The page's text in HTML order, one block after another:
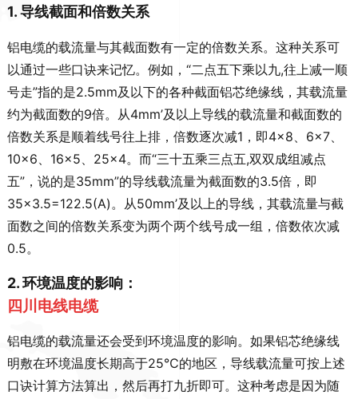
1. 导线截面和倍数关系
铝电缆的载流量与其截面数有一定的倍数关系。这种关系可
以通过一些口诀来记忆。例如，“二点五下乘以九,往上减一顺
号走”指的是2.5mm及以下的各种截面铝芯绝缘线，其载流量
约为截面数的9倍。从4mm’及以上导线的载流量和截面数的
倍数关系是顺着线号往上排，倍数逐次减1，即4×8、6×7、
10×6、16×5、25×4。而“三十五乘三点五,双双成组减点
五”，说的是35mm”的导线载流量为截面数的3.5倍，即
35×3.5=122.5(A)。从50mm’及以上的导线，其载流量与截
面数之间的倍数关系变为两个两个线号成一组，倍数依次减
0.5。
2. 环境温度的影响：
四川电线电缆
铝电缆的载流量还会受到环境温度的影响。如果铝芯绝缘线
明敷在环境温度长期高于25℃的地区，导线载流量可按上述
口诀计算方法算出，然后再打九折即可。这种考虑是因为随